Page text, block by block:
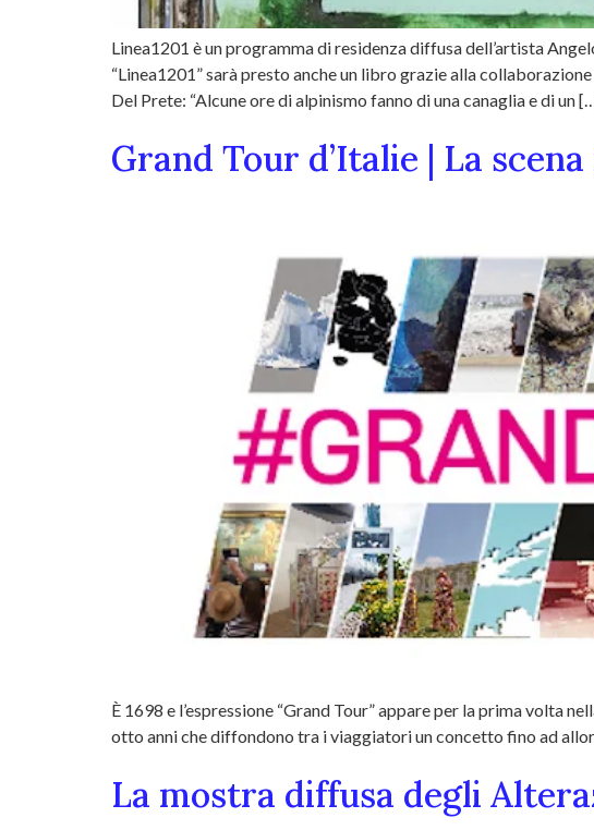
Linea1201 è un programma di residenza diffusa dell’artista
“Linea1201” sarà presto anche un libro grazie alla
Del Prete: “Alcune ore di alpinismo fanno di una canaglia e di un
Grand Tour d’Italie | La
È 1698 e l’espressione “Grand Tour” appare per la prima volta
otto anni che diffondono tra i viaggiatori un concetto fino ad
La mostra diffusa degli